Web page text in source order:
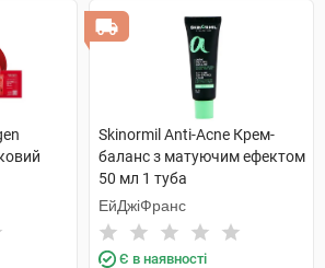
Skinormil Anti-Acne Крем-
баланс з матуючим ефектом
50 мл 1 туба
ЕйДжіФранс
Є в наявності